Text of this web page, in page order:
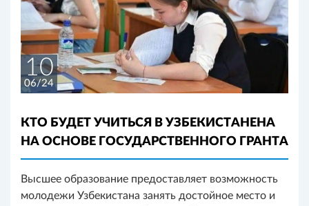
10
06/24
КТО БУДЕТ УЧИТЬСЯ В УЗБЕКИСТАНЕНА
НА ОСНОВЕ ГОСУДАРСТВЕННОГО ГРАНТА
Высшее образование предоставляет возможность
молодежи Узбекистана занять достойное место и